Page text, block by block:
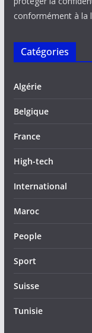
conformément à la
Catégories
Algérie
Belgique
France
High-tech
International
Maroc
People
Sport
Suisse
Tunisie